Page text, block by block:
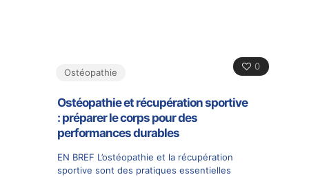
0
Ostéopathie
Ostéopathie et récupération sportive
: préparer le corps pour des
performances durables
EN BREF L’ostéopathie et la récupération
sportive sont des pratiques essentielles